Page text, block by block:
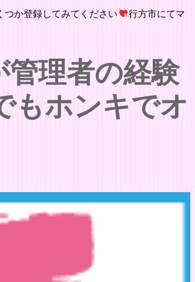
つか登録してみてください
行方市にてマ
理者の経験
もホンキでオ